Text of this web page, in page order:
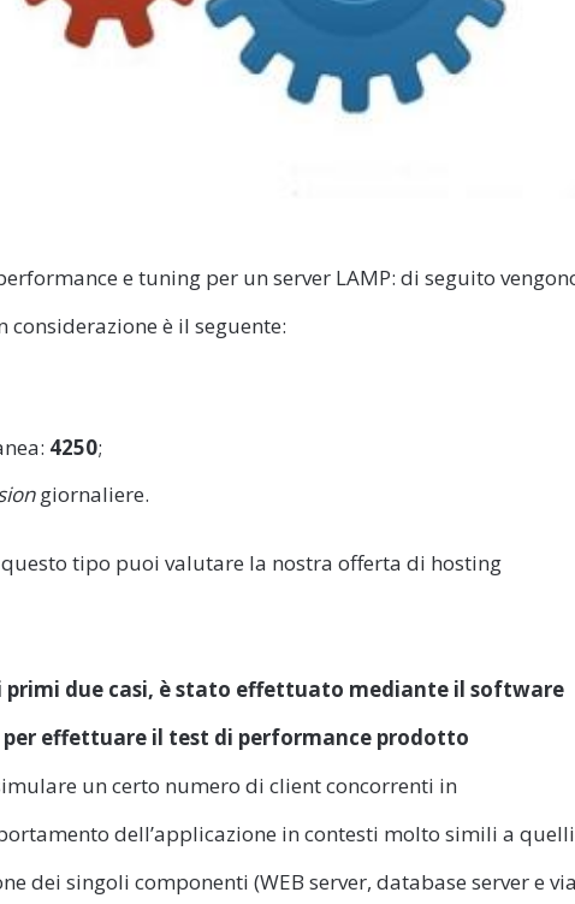
e tuning per un server LAMP: di seguito
considerazione è il seguente:
4250;
giornaliere.
tipo puoi valutare la nostra offerta di hosting
primi due casi, è stato effettuato mediante il software
effettuare il test di performance prodotto
un certo numero di client concorrenti in
dell’applicazione in contesti molto simili a quelli
dei singoli componenti (WEB server, database server e